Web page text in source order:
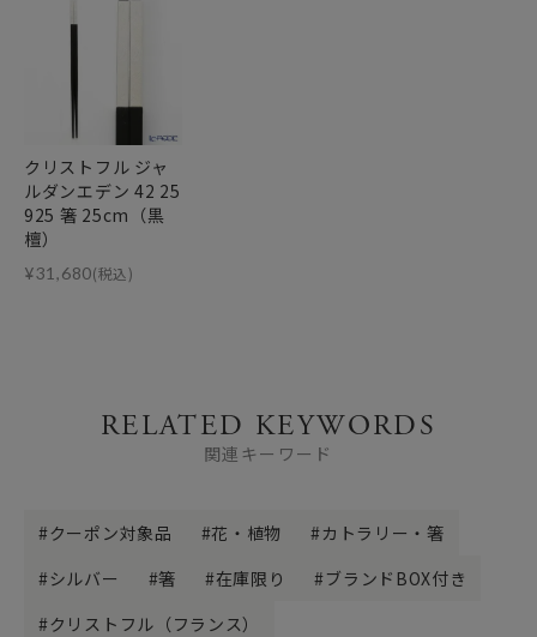
クリストフル ジャ
ルダンエデン 42 25
925 箸 25cm（黒
檀）
¥31,680(税込)
RELATED KEYWORDS
関連キーワード
クーポン対象品 花・植物
カトラリー・箸
シルバー
箸 在庫限り
ブランドBOX付き
クリストフル（フランス）